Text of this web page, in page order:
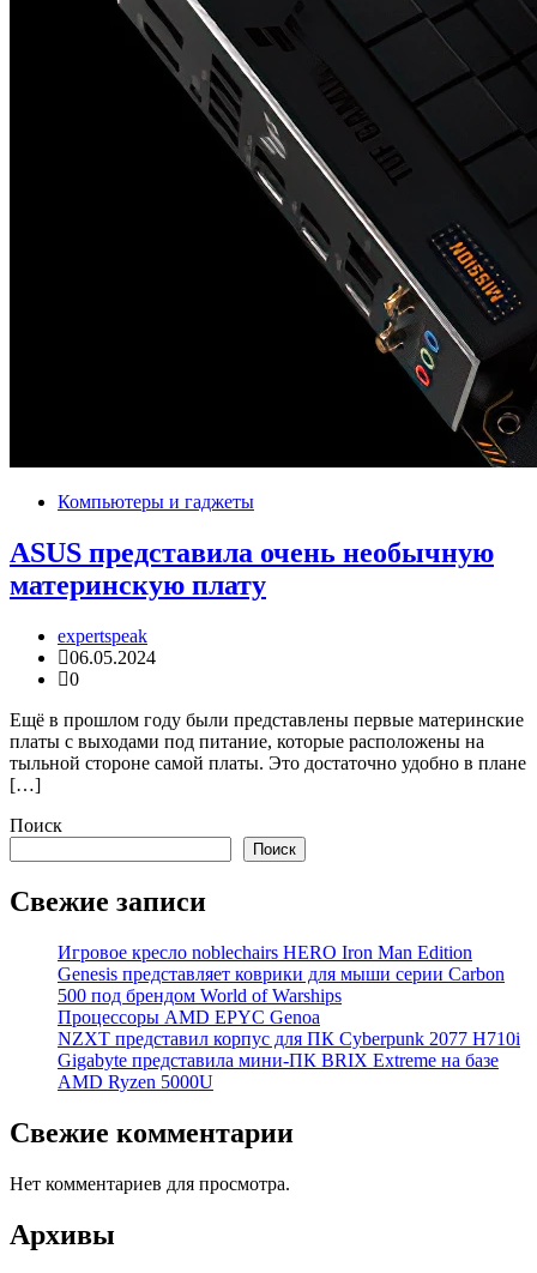
Компьютеры и гаджеты
ASUS представила очень необычную
материнскую плату
expertspeak
06.05.2024
0
Ещё в прошлом году были представлены первые материнские
платы с выходами под питание, которые расположены на
тыльной стороне самой платы. Это достаточно удобно в плане
[…]
Поиск
Поиск
Свежие записи
Игровое кресло noblechairs HERO Iron Man Edition
Genesis представляет коврики для мыши серии Carbon
500 под брендом World of Warships
Процессоры AMD EPYC Genoa
NZXT представил корпус для ПК Cyberpunk 2077 H710i
Gigabyte представила мини-ПК BRIX Extreme на базе
AMD Ryzen 5000U
Свежие комментарии
Нет комментариев для просмотра.
Архивы